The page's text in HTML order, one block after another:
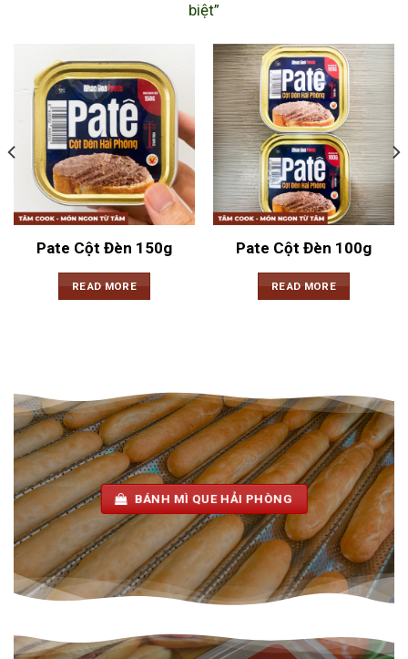
biệt”
Pate Cột Đèn 150g
READ MORE
Pate Cột Đèn 100g
READ MORE
BÁNH MÌ QUE HẢI PHÒNG